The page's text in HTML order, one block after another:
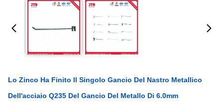
Lo Zinco Ha Finito Il Singolo Gancio Del Nastro Metallico
Dell'acciaio Q235 Del Gancio Del Metallo Di 6.0mm